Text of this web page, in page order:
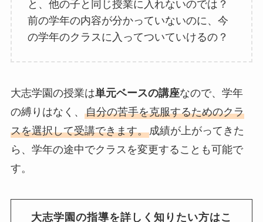
と、他の子と同じ授業に入れないのでは？
前の学年の内容が分かっていないのに、今
の学年のクラスに入ってついていけるの？
大志学園の授業は単元ベースの講座なので、学年
の縛りはなく、 自分の苦手を克服するためのクラ
スを選択して受講できます。成績が上がってきた
ら、学年の途中でクラスを変更することも可能で
す。
大志学園の指導を詳しく知りたい方はこ